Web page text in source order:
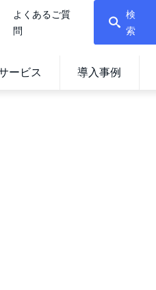
よくあるご質
問
検
索
ービス 導入事例